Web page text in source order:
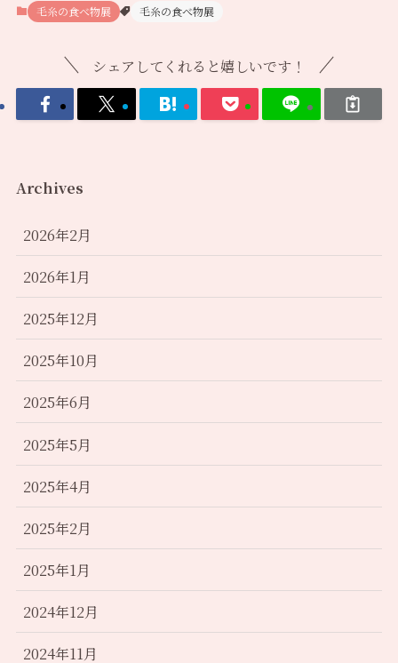
毛糸の食べ物展 毛糸の食べ物展
シェアしてくれると嬉しいです！
Archives
2026年2月
2026年1月
2025年12月
2025年10月
2025年6月
2025年5月
2025年4月
2025年2月
2025年1月
2024年12月
2024年11月